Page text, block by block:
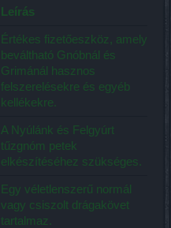
Leírás
Értékes fizetőeszköz, amely
beváltható Gnóbnál és
Grimánál hasznos
felszerelésekre és egyéb
kellékekre.
A Nyúlánk és Felgyúrt
tűzgnóm petek
elkészítéséhez szükséges.
Egy véletlenszerű normál
vagy csiszolt drágakövet
tartalmaz.